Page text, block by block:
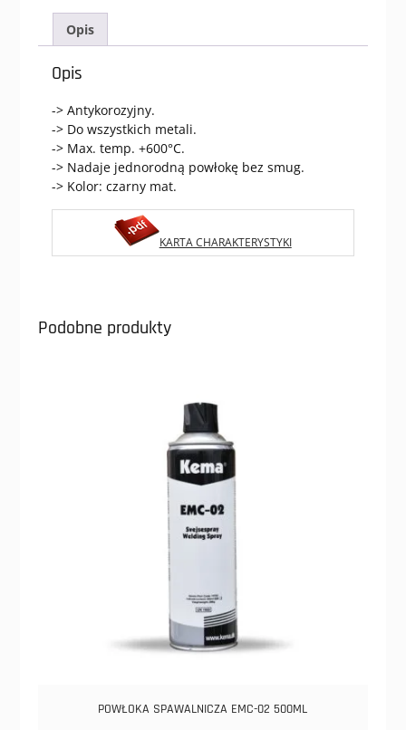
Opis
Opis
-> Antykorozyjny.
-> Do wszystkich metali.
-> Max. temp. +600°C.
-> Nadaje jednorodną powłokę bez smug.
-> Kolor: czarny mat.
KARTA CHARAKTERYSTYKI
Podobne produkty
POWŁOKA SPAWALNICZA EMC-02 500ML